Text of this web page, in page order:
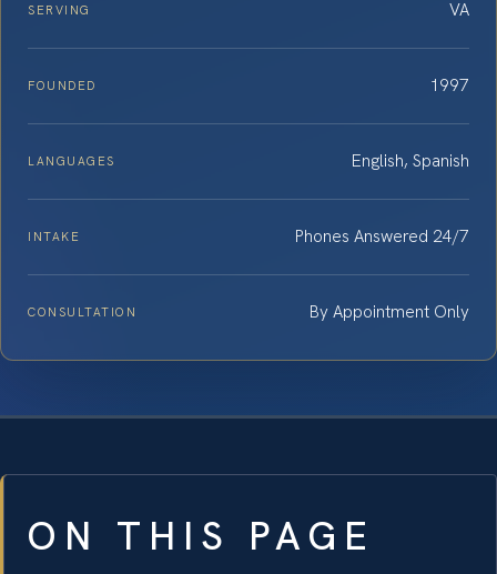
SERVING VA
FOUNDED 1997
LANGUAGES English, Spanish
INTAKE Phones Answered 24/7
CONSULTATION By Appointment Only
ON THIS PAGE